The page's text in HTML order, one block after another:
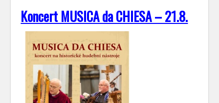
Koncert MUSICA da CHIESA – 21.8.